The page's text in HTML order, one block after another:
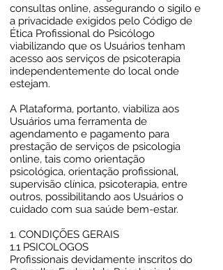
consultas online, assegurando o sigilo e
a privacidade exigidos pelo Código de
Ética Profissional do Psicólogo
viabilizando que os Usuários tenham
acesso aos serviços de psicoterapia
independentemente do local onde
estejam.
A Plataforma, portanto, viabiliza aos
Usuários uma ferramenta de
agendamento e pagamento para
prestação de serviços de psicologia
online, tais como orientação
psicológica, orientação profissional,
supervisão clínica, psicoterapia, entre
outros, possibilitando aos Usuários o
cuidado com sua saúde bem-estar.
1. CONDIÇÕES GERAIS
1.1 PSICOLOGOS
Profissionais devidamente inscritos do